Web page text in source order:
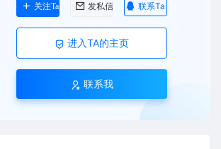
关注Ta 发私信 联系Ta
进入TA的主页
联系我